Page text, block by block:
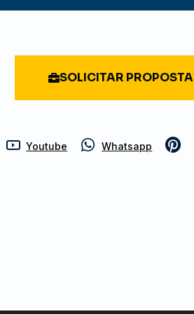
SOLICITAR PROPOSTA
Youtube Whatsapp